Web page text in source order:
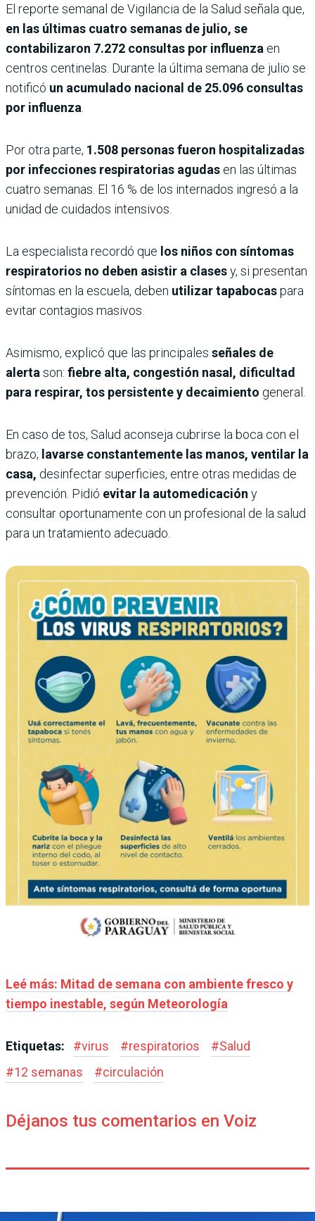
El reporte semanal de Vigilancia de la Salud señala que,
en las últimas cuatro semanas de julio, se
contabilizaron 7.272 consultas por influenza en
centros centinelas. Durante la última semana de julio se
notificó un acumulado nacional de 25.096 consultas
por influenza
Por otra parte, 1.508 personas fueron hospitalizadas
por infecciones respiratorias agudas en las últimas
cuatro semanas. El 16 % de los internados ingresó a la
unidad de cuidados intensivos.
La especialista recordó que los niños con síntomas
respiratorios no deben asistir a clasesy, si presentan
síntomas en la escuela, deben utilizar tapabocaspara
evitar contagios masivos.
Asimismo, explicó que las principales señales de
alerta son: fiebre alta, congestión nasal, dificultad
para respirar, tos persistente y decaimiento general.
En caso de tos, Salud aconseja cubrirse la boca con el
brazo; lavarse constantemente las manos, ventilar la
casa, desinfectar superficies, entre otras medidas de
prevención. Pidió evitar la automedicación y
consultar oportunamente con un profesional de la salud
para un tratamiento adecuado.
Leé más: Mitad de semana con ambiente fresco y
tiempo inestable, según Meteorología
Etiquetas: #virus #respiratorios #Salud
#12 semanas #circulación
Déjanos tus comentarios en Voiz